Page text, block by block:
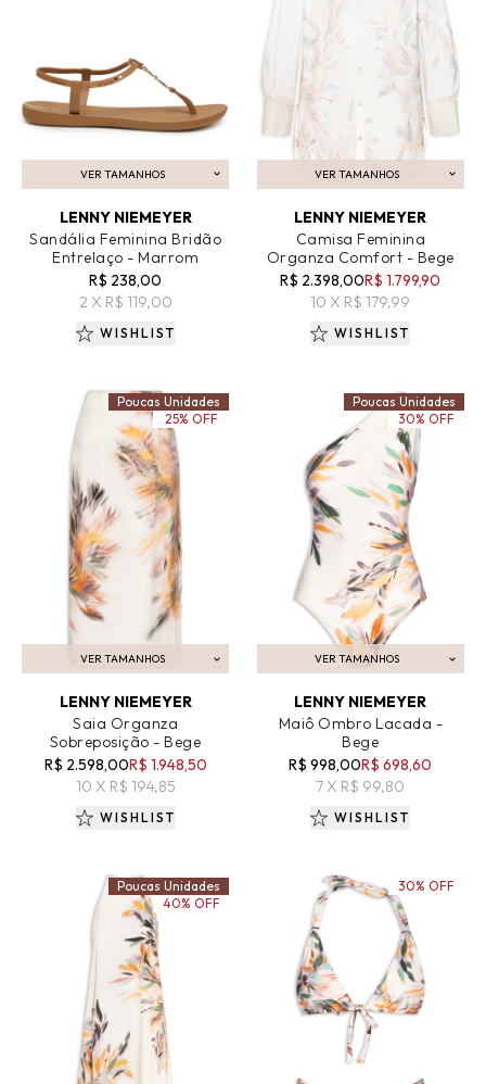
VER TAMANHOS
ADICIONAR AO CARRINHO
LENNY NIEMEYER
Sandália Feminina Bridão
Entrelaço - Marrom
R$ 238,00
2 X R$ 119,00
WISHLIST
VER TAMANHOS
ADICIONAR AO CARRINHO
LENNY NIEMEYER
Camisa Feminina
Organza Comfort - Bege
R$ 2.398,00R$ 1.799,90
10 X R$ 179,99
WISHLIST
VER TAMANHOS
ADICIONAR AO CARRINHO
LENNY NIEMEYER
Saia Organza
Sobreposição - Bege
R$ 2.598,00R$ 1.948,50
10 X R$ 194,85
Poucas Unidades
25% OFF
WISHLIST
VER TAMANHOS
ADICIONAR AO CARRINHO
LENNY NIEMEYER
Maiô Ombro Lacada -
Bege
R$ 998,00R$ 698,60
7 X R$ 99,80
Poucas Unidades
30% OFF
WISHLIST
Poucas Unidades
40% OFF
30% OFF